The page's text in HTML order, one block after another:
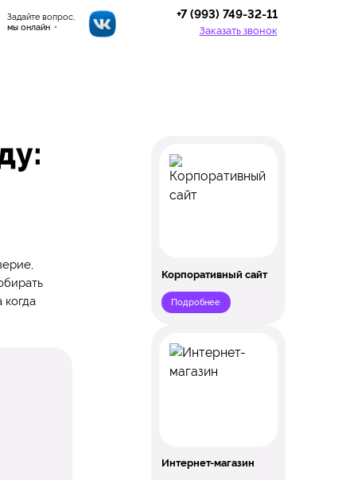
+7 (993) 749-32-11
Заказать звонок
Задайте вопрос,
мы онлайн
когда
Корпоративный сайт
Подробнее
Интернет-магазин